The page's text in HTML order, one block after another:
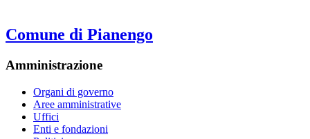
Comune di Pianengo
Amministrazione
Organi di governo
Aree amministrative
Uffici
Enti e fondazioni